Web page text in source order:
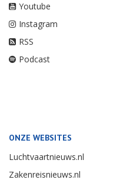
Youtube
Instagram
RSS
Podcast
ONZE WEBSITES
Luchtvaartnieuws.nl
Zakenreisnieuws.nl